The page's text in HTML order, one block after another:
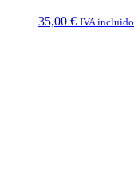
35,00 € IVA incluido